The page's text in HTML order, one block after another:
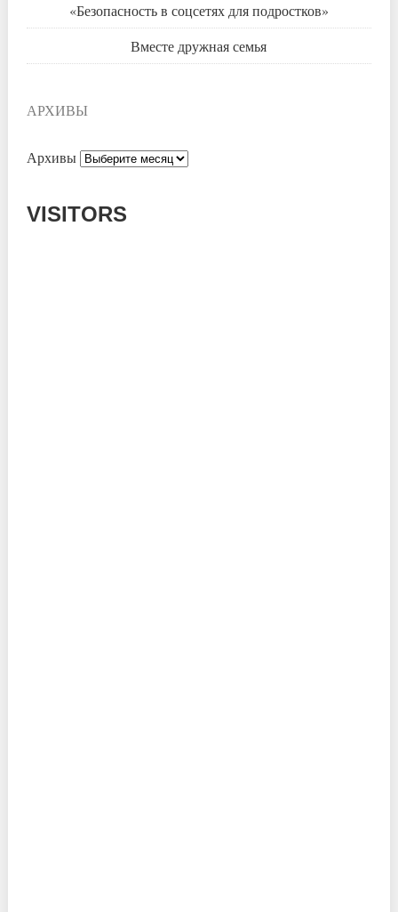
«Безопасность в соцсетях для подростков»
Вместе дружная семья
АРХИВЫ
Архивы
VISITORS